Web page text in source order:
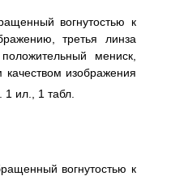
вогнутостью к
третья линза
мениск,
изображения
ил., 1 табл.
вогнутостью к